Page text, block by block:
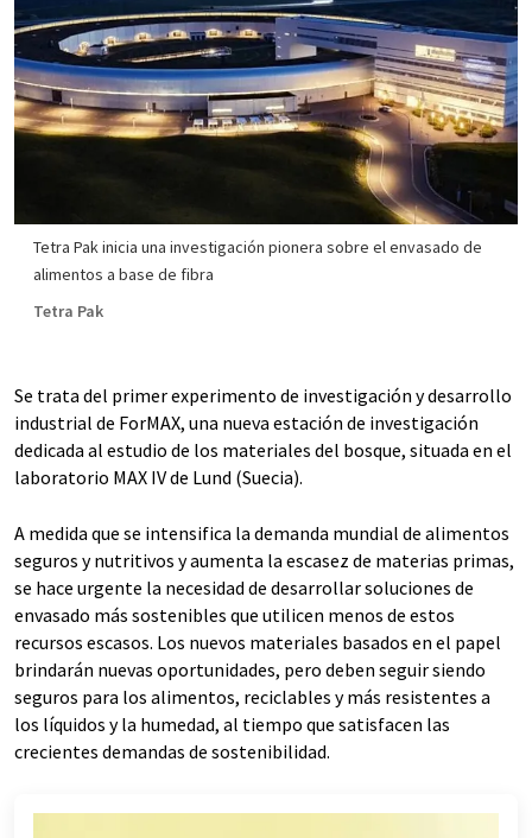
Tetra Pak inicia una investigación pionera sobre el envasado de
alimentos a base de fibra
Tetra Pak
Se trata del primer experimento de investigación y desarrollo
industrial de ForMAX, una nueva estación de investigación
dedicada al estudio de los materiales del bosque, situada en el
laboratorio MAX IV de Lund (Suecia).
A medida que se intensifica la demanda mundial de alimentos
seguros y nutritivos y aumenta la escasez de materias primas,
se hace urgente la necesidad de desarrollar soluciones de
envasado más sostenibles que utilicen menos de estos
recursos escasos. Los nuevos materiales basados en el papel
brindarán nuevas oportunidades, pero deben seguir siendo
seguros para los alimentos, reciclables y más resistentes a
los líquidos y la humedad, al tiempo que satisfacen las
crecientes demandas de sostenibilidad.